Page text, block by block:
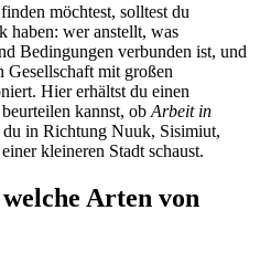
möchtest, solltest du
haben: wer anstellt, was
Bedingungen verbunden ist, und
mit großen
Hier erhältst du einen
kannst, ob Arbeit in
du in Richtung Nuuk, Sisimiut,
kleineren Stadt schaust.
Arten von